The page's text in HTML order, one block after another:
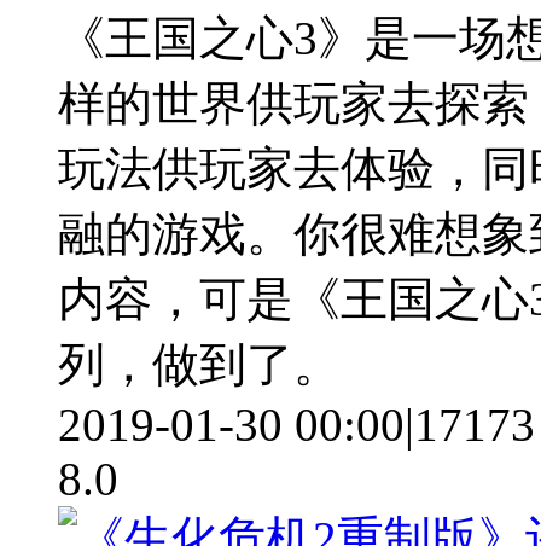
《王国之心3》是一
样的世界供玩家去探
玩法供玩家去体验，
融的游戏。你很难想
内容，可是《王国之
列，做到了。
2019-01-30 00:00|17173
8.0